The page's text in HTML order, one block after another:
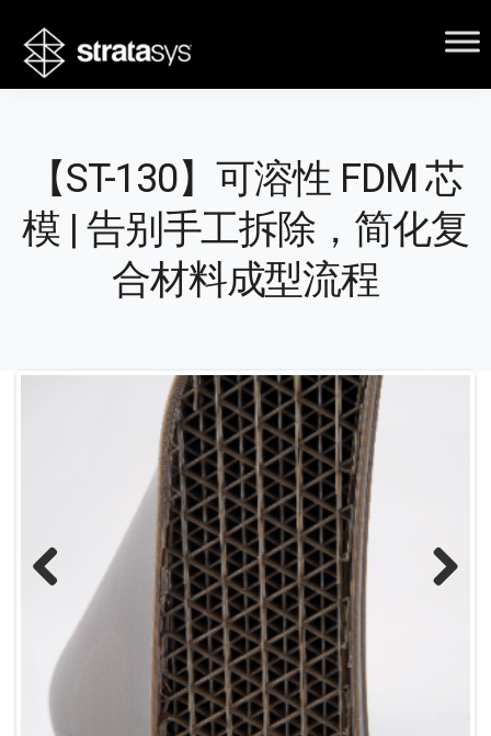
【ST-130】可溶性 FDM 芯
模 | 告别手工拆除，简化复
合材料成型流程
Previous